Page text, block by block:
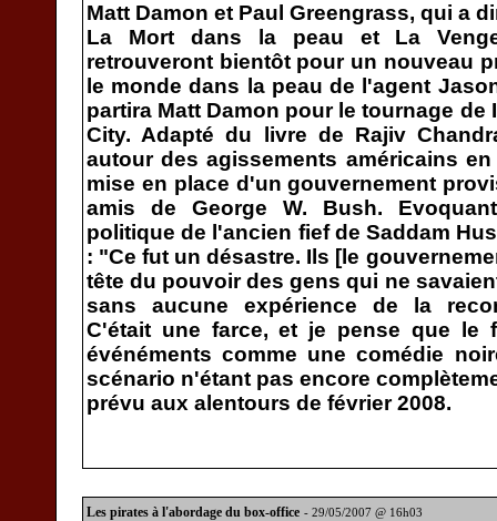
Matt Damon et Paul Greengrass, qui a
La Mort dans la peau et La
retrouveront bientôt pour un nouveau
le monde dans la peau de l'agent
partira Matt Damon pour le tournage de
City. Adapté du livre de Rajiv
autour des agissements américains
mise en place d'un gouvernement
amis de George W. Bush.
politique de l'ancien fief de Saddam
: "Ce fut un désastre. Ils [le
tête du pouvoir des gens qui ne
sans aucune expérience de la
C'était une farce, et je pense que le
événéments comme une comédie
scénario n'étant pas encore
prévu aux alentours de février 2008.
Les pirates à l'abordage du box-office - 29/05/2007 @ 16h03